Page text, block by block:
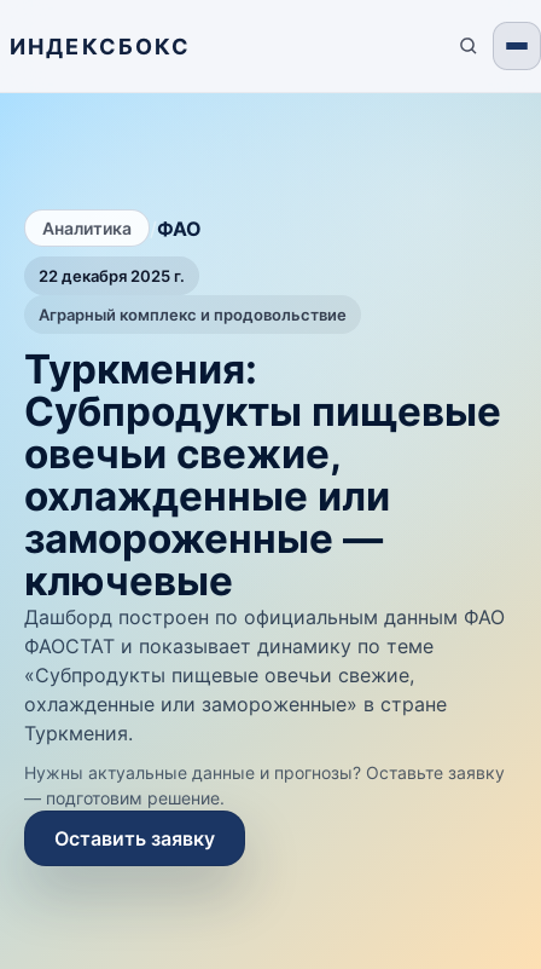
ИНДЕКСБОКС
Аналитика ФАО
22 декабря 2025 г.
Аграрный комплекс и продовольствие
Туркмения:
Субпродукты пищевые
овечьи свежие,
охлажденные или
замороженные —
ключевые
Дашборд построен по официальным данным ФАО
ФАОСТАТ и показывает динамику по теме
«Субпродукты пищевые овечьи свежие,
охлажденные или замороженные» в стране
Туркмения.
Нужны актуальные данные и прогнозы? Оставьте заявку
— подготовим решение.
Оставить заявку